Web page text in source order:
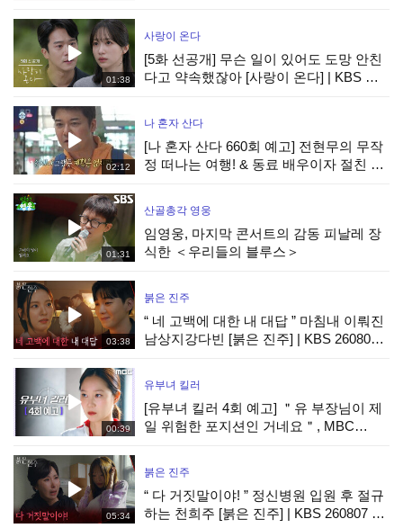
01:38
사랑이 온다
[5화 선공개] 무슨 일이 있어도 도망 안친
다고 약속했잖아 [사랑이 온다] | KBS 방
02:12
나 혼자 산다
[나 혼자 산다 660회 예고] 전현무의 무작
정 떠나는 여행! & 동료 배우이자 절친 현
01:31
산골총각 영웅
임영웅, 마지막 콘서트의 감동 피날레 장
식한 ＜우리들의 블루스＞
03:38
붉은 진주
“ 네 고백에 대한 내 대답 ” 마침내 이뤄진
남상지강다빈 [붉은 진주] | KBS 260807
00:39
유부녀 킬러
[유부녀 킬러 4회 예고] ＂유 부장님이 제
일 위험한 포지션인 거네요＂, MBC
05:34
붉은 진주
“ 다 거짓말이야! ” 정신병원 입원 후 절규
하는 천희주 [붉은 진주] | KBS 260807 방